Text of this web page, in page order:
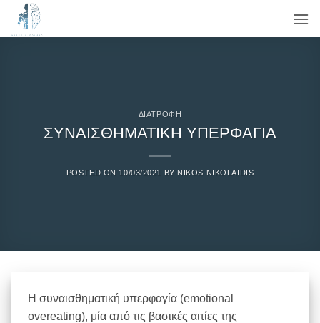
Μετάβαση
ΔΙΑΤΡΟΦΗ
ΣΥΝΑΙΣΘΗΜΑΤΙΚΗ ΥΠΕΡΦΑΓΙΑ
POSTED ON 10/03/2021 BY NIKOS NIKOLAIDIS
Η συναισθηματική υπερφαγία (emotional
overeating), μία από τις βασικές αιτίες της